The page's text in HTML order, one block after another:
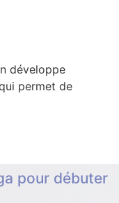
développe
permet de
pour débuter